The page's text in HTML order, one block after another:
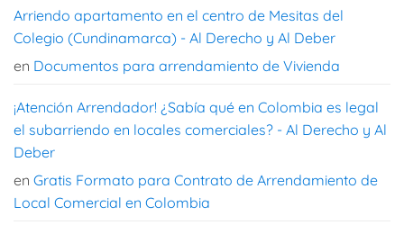
Arriendo apartamento en el centro de Mesitas del
Colegio (Cundinamarca) - Al Derecho y Al Deber
en Documentos para arrendamiento de Vivienda
¡Atención Arrendador! ¿Sabía qué en Colombia es legal
el subarriendo en locales comerciales? - Al Derecho y Al
Deber
en Gratis Formato para Contrato de Arrendamiento de
Local Comercial en Colombia